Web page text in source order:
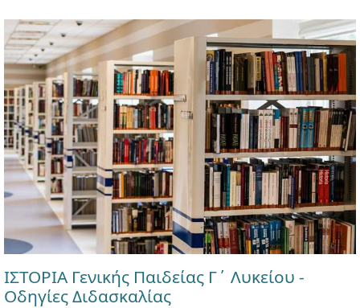
ΙΣΤΟΡΙΑ Γενικής Παιδείας Γ΄ Λυκείου -
Οδηγίες Διδασκαλίας